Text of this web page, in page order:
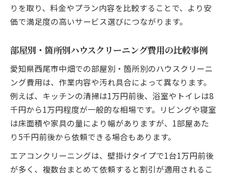
りを取り、料金やプラン内容を比較することで、より安
価で満足度の高いサービス選びにつながります。
部屋別・箇所別ハウスクリーニング費用の比較事例
愛知県西尾市中畑での部屋別・箇所別のハウスクリーニ
ング費用は、作業内容や汚れ具合によって異なります。
例えば、キッチンの清掃は1万円前後、浴室やトイレは8
千円から1万円程度が一般的な相場です。リビングや寝室
は床面積や家具の量により幅がありますが、1部屋あた
り5千円前後から依頼できる場合もあります。
エアコンクリーニングは、壁掛けタイプで1台1万円前後
が多く、複数台まとめて依頼すると割引が適用されるこ